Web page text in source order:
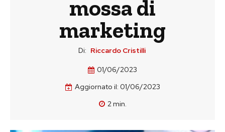
mossa di
marketing
Di: Riccardo Cristilli
01/06/2023
Aggiornato il: 01/06/2023
2min.